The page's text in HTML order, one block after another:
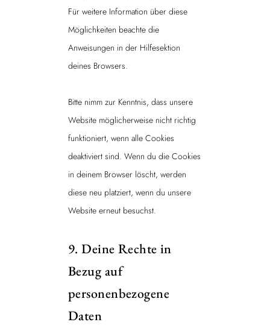
Für weitere Information über diese
Möglichkeiten beachte die
Anweisungen in der Hilfesektion
deines Browsers.
Bitte nimm zur Kenntnis, dass unsere
Website möglicherweise nicht richtig
funktioniert, wenn alle Cookies
deaktiviert sind. Wenn du die Cookies
in deinem Browser löscht, werden
diese neu platziert, wenn du unsere
Website erneut besuchst.
9. Deine Rechte in
Bezug auf
personenbezogene
Daten